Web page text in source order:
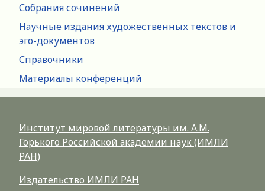
Собрания сочинений
Научные издания художественных текстов и
эго-документов
Справочники
Материалы конференций
Институт мировой литературы им. А.М.
Горького Российской академии наук (ИМЛИ
РАН)
Издательство ИМЛИ РАН